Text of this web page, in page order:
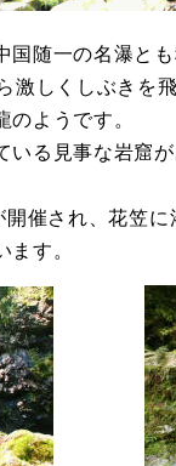
随一の名瀑とも
激しくしぶきを
のようです。
いる見事な岩窟
催され、花笠
す。